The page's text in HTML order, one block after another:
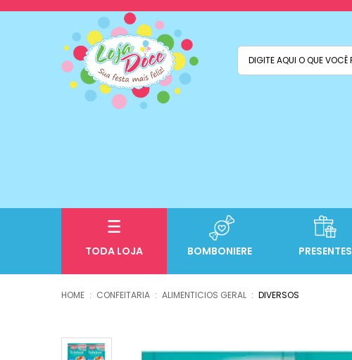
TODA LOJA BOMBONIERE PRESENTES
CONFEITARIA ALIMENTICIOS GERAL DIVERSOS